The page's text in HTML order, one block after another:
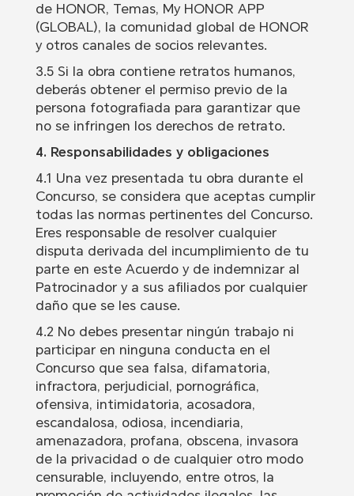
de HONOR, Temas, My HONOR APP
(GLOBAL), la comunidad global de HONOR
y otros canales de socios relevantes.
3.5 Si la obra contiene retratos humanos,
deberás obtener el permiso previo de la
persona fotografiada para garantizar que
no se infringen los derechos de retrato.
4. Responsabilidades y obligaciones
4.1 Una vez presentada tu obra durante el
Concurso, se considera que aceptas cumplir
todas las normas pertinentes del Concurso.
Eres responsable de resolver cualquier
disputa derivada del incumplimiento de tu
parte en este Acuerdo y de indemnizar al
Patrocinador y a sus afiliados por cualquier
daño que se les cause.
4.2 No debes presentar ningún trabajo ni
participar en ninguna conducta en el
Concurso que sea falsa, difamatoria,
infractora, perjudicial, pornográfica,
ofensiva, intimidatoria, acosadora,
escandalosa, odiosa, incendiaria,
amenazadora, profana, obscena, invasora
de la privacidad o de cualquier otro modo
censurable, incluyendo, entre otros, la